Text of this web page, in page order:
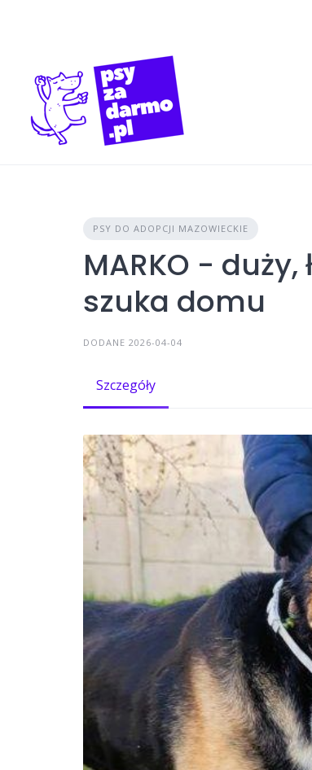
PSY DO ADOPCJI MAZOWIECKIE
MARKO -
szuka domu
DODANE 2026-04-04
Szczegóły